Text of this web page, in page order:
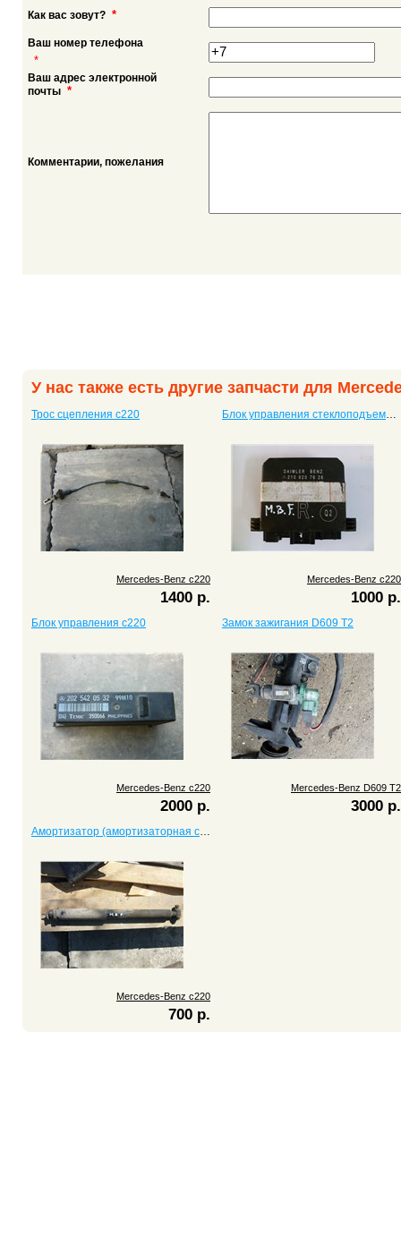
Как вас зовут? *
Ваш номер телефона
*
Ваш адрес электронной
почты *
Комментарии, пожелания
У нас также есть другие запчасти для
Трос сцепления c220
Mercedes-Benz c220
1400 р.
Блок управления стеклоподъемниками c220
Mercedes-Benz c220
1000 р.
Блок управления c220
Mercedes-Benz c220
2000 р.
Замок зажигания D609 T2
Mercedes-Benz D609 T2
3000 р.
Амортизатор (амортизаторная стойка) c220
Mercedes-Benz c220
700 р.